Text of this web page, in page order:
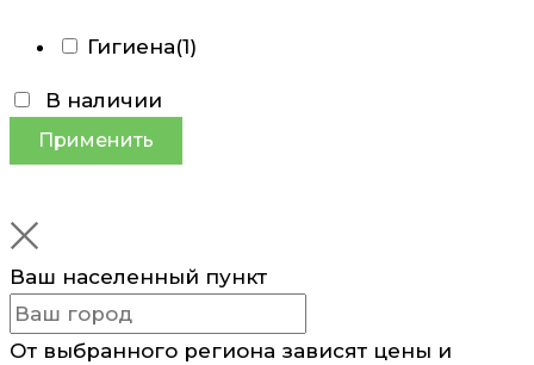
Гигиена(1)
В наличии
Применить
Ваш населенный пункт
От выбранного региона зависят цены и